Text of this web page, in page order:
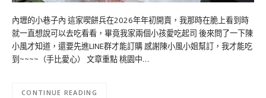
內壢的小巷子內 這家喫餅兵在2026年年初開賣，我那時在脆上看到時
就一直想說可以去吃看看，畢竟我家兩個小孩愛吃起司 後來問了一下陳
小風才知道，還要先進LINE群才能訂購 感謝陳小風小姐幫訂，我才能吃
到~~~~（手比愛心） 文章重點 桃園中…
CONTINUE READING